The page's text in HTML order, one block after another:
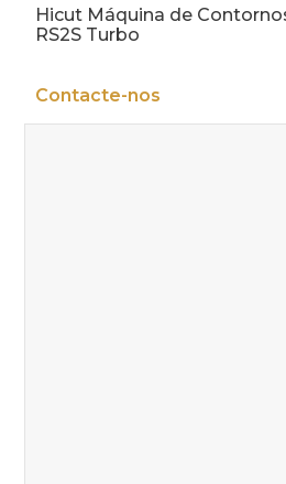
Hicut Máquina de
RS2S Turbo
Contacte-nos